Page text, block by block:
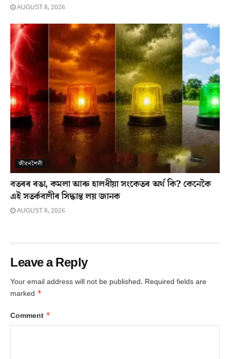
AUGUST 8, 2026
জীৱনশৈলী
বতৰৰ ৰঙা, কমলা আৰু হালধীয়া সংকেতৰ অৰ্থ কি? কেনেকৈ
এই সতৰ্কবাণীৰ সিদ্ধান্ত লয় জানক
AUGUST 8, 2026
Leave a Reply
Your email address will not be published. Required fields are
marked *
Comment *